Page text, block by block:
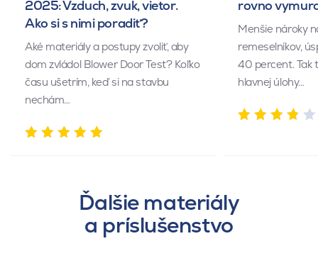
2025: Vzduch, zvuk, vietor.
Ako si s nimi poradiť?
Aké materiály a postupy zvoliť, aby
dom zvládol Blower Door Test? Koľko
času ušetrím, keď si na stavbu
nechám…
rovno
Menšie nároky
remeselníkov,
40 percent. Tak
hlavnej úlohy…
Ďalšie materiály
a príslušenstvo